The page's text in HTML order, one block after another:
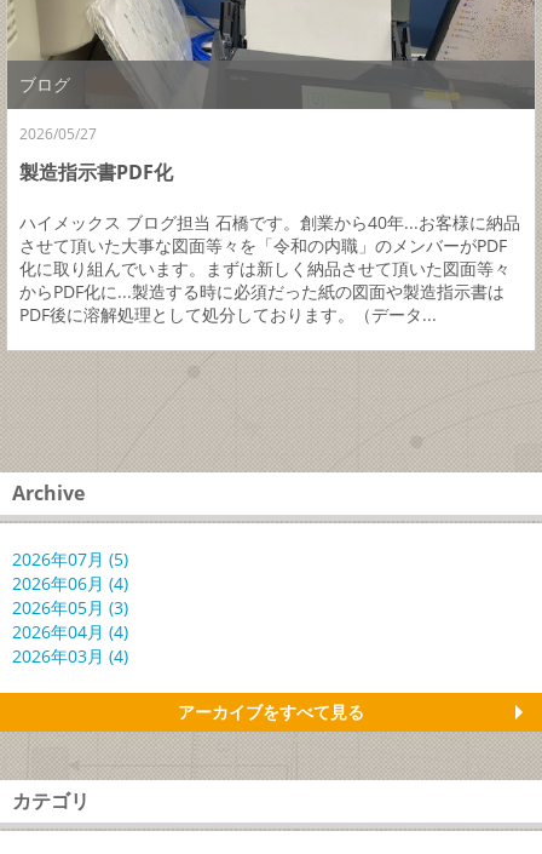
ブログ
2026/05/27
製造指示書PDF化
ハイメックス ブログ担当 石橋です。創業から40年...お客様に納品
させて頂いた大事な図面等々を「令和の内職」のメンバーがPDF
化に取り組んでいます。まずは新しく納品させて頂いた図面等々
からPDF化に...製造する時に必須だった紙の図面や製造指示書は
PDF後に溶解処理として処分しております。（データ...
Archive
2026年07月 (5)
2026年06月 (4)
2026年05月 (3)
2026年04月 (4)
2026年03月 (4)
アーカイブをすべて見る
カテゴリ